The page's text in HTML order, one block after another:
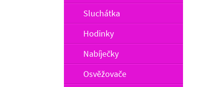
Sluchátka
Hodinky
Nabíječky
Osvěžovače